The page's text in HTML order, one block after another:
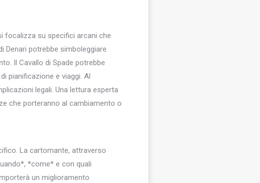
focalizza su specifici arcani che
Denari potrebbe simboleggiare
Il Cavallo di Spade potrebbe
pianificazione e viaggi. Al
legali. Una lettura esperta
che porteranno al cambiamento o
La cartomante, attraverso
*come* e con quali
un miglioramento